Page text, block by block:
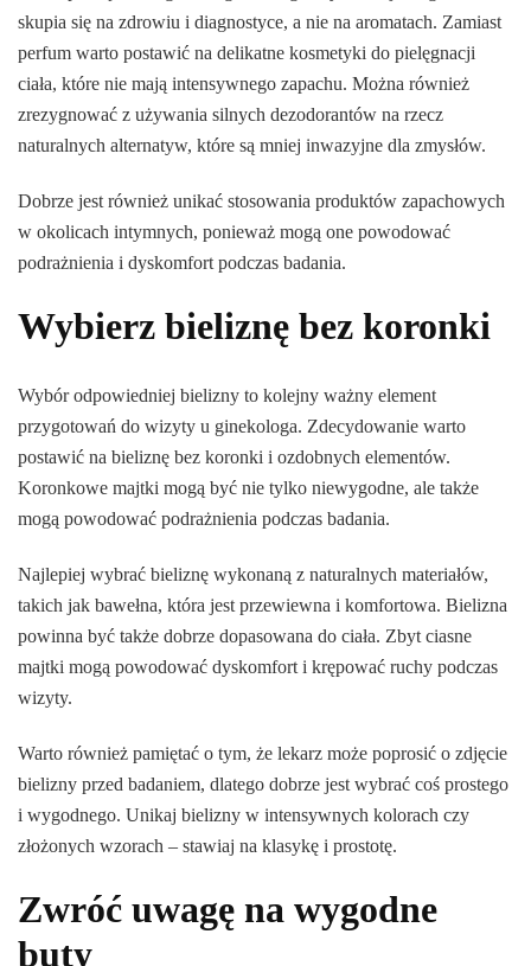
skupia się na zdrowiu i diagnostyce, a nie na aromatach. Zamiast
perfum warto postawić na delikatne kosmetyki do pielęgnacji
ciała, które nie mają intensywnego zapachu. Można również
zrezygnować z używania silnych dezodorantów na rzecz
naturalnych alternatyw, które są mniej inwazyjne dla zmysłów.
Dobrze jest również unikać stosowania produktów zapachowych
w okolicach intymnych, ponieważ mogą one powodować
podrażnienia i dyskomfort podczas badania.
Wybierz bieliznę bez koronki
Wybór odpowiedniej bielizny to kolejny ważny element
przygotowań do wizyty u ginekologa. Zdecydowanie warto
postawić na bieliznę bez koronki i ozdobnych elementów.
Koronkowe majtki mogą być nie tylko niewygodne, ale także
mogą powodować podrażnienia podczas badania.
Najlepiej wybrać bieliznę wykonaną z naturalnych materiałów,
takich jak bawełna, która jest przewiewna i komfortowa. Bielizna
powinna być także dobrze dopasowana do ciała. Zbyt ciasne
majtki mogą powodować dyskomfort i krępować ruchy podczas
wizyty.
Warto również pamiętać o tym, że lekarz może poprosić o zdjęcie
bielizny przed badaniem, dlatego dobrze jest wybrać coś prostego
i wygodnego. Unikaj bielizny w intensywnych kolorach czy
złożonych wzorach – stawiaj na klasykę i prostotę.
Zwróć uwagę na wygodne
buty